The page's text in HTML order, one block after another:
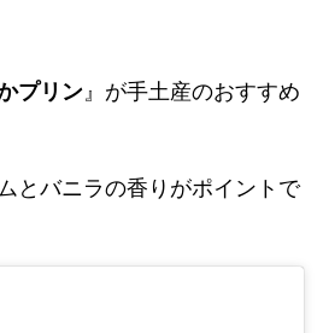
プリン 』が手土産のおすすめ
とバニラの香りがポイントで